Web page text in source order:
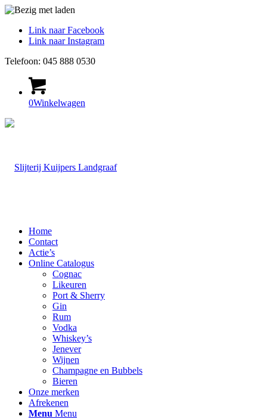
Link naar Facebook
Link naar Instagram
Telefoon: 045 888 0530
0Winkelwagen
Home
Contact
Actie’s
Online Catalogus
Cognac
Likeuren
Port & Sherry
Gin
Rum
Vodka
Whiskey’s
Jenever
Wijnen
Champagne en Bubbels
Bieren
Onze merken
Afrekenen
Menu Menu